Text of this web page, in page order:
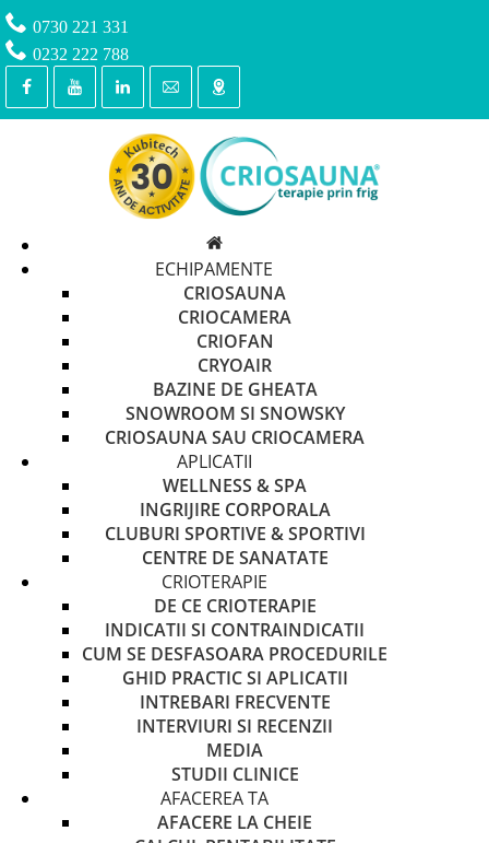
0730 221 331
0232 222 788
ECHIPAMENTE
CRIOSAUNA
CRIOCAMERA
CRIOFAN
CRYOAIR
BAZINE DE GHEATA
SNOWROOM SI SNOWSKY
CRIOSAUNA SAU CRIOCAMERA
APLICATII
WELLNESS & SPA
INGRIJIRE CORPORALA
CLUBURI SPORTIVE & SPORTIVI
CENTRE DE SANATATE
CRIOTERAPIE
DE CE CRIOTERAPIE
INDICATII SI CONTRAINDICATII
CUM SE DESFASOARA PROCEDURILE
GHID PRACTIC SI APLICATII
INTREBARI FRECVENTE
INTERVIURI SI RECENZII
MEDIA
STUDII CLINICE
AFACEREA TA
AFACERE LA CHEIE